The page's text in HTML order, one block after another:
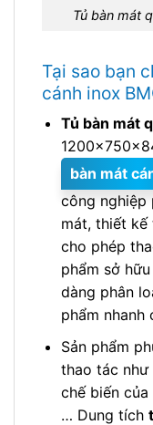
Tủ bàn mát
Tại sao bạn
cánh inox
Tủ bàn mát
bàn mát
công nghiệp
mát, thiết kế
cho phép
phẩm sở
dàng phân
phẩm nhanh
Sản phẩm
thao tác như
chế biến của
… Dung tích